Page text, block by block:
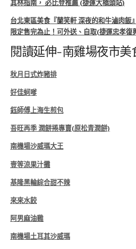
其林指南， 必比登推薦 (捷運大橋頭站)
台北東區美食『蘭笑軒 深夜的和牛滷肉飯
限定售完為止！可外送、自取(捷運忠孝復
閱讀延伸-南雞場夜市美
秋月日式炸豬排
好佳蚵嗲
鈺師傅上海生煎包
吾旺再季 潤餅捲專賣(原松青潤餅)
南機場沙威瑪大王
壹等涼果汁攤
基隆黑輪綜合甜不辣
來來水餃
阿男麻油雞
南機場土耳其沙威瑪